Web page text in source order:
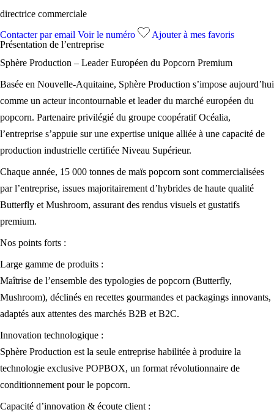
directrice commerciale
Contacter par email Voir le numéro
Ajouter à mes favoris
Présentation de l’entreprise
Sphère Production – Leader Européen du Popcorn Premium
Basée en Nouvelle-Aquitaine, Sphère Production s’impose aujourd’hui
comme un acteur incontournable et leader du marché européen du
popcorn. Partenaire privilégié du groupe coopératif Océalia,
l’entreprise s’appuie sur une expertise unique alliée à une capacité de
production industrielle certifiée Niveau Supérieur.
Chaque année, 15 000 tonnes de maïs popcorn sont commercialisées
par l’entreprise, issues majoritairement d’hybrides de haute qualité
Butterfly et Mushroom, assurant des rendus visuels et gustatifs
premium.
Nos points forts :
Large gamme de produits :
Maîtrise de l’ensemble des typologies de popcorn (Butterfly,
Mushroom), déclinés en recettes gourmandes et packagings innovants,
adaptés aux attentes des marchés B2B et B2C.
Innovation technologique :
Sphère Production est la seule entreprise habilitée à produire la
technologie exclusive POPBOX, un format révolutionnaire de
conditionnement pour le popcorn.
Capacité d’innovation & écoute client :